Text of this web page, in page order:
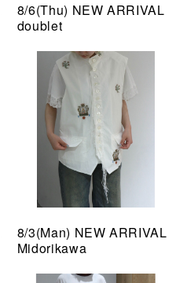
8/6(Thu) NEW ARRIVAL
doublet
8/3(Man) NEW ARRIVAL
Midorikawa